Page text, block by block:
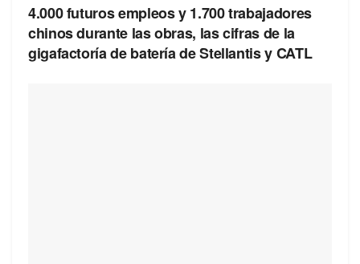
4.000 futuros empleos y 1.700 trabajadores
chinos durante las obras, las cifras de la
gigafactoría de batería de Stellantis y CATL